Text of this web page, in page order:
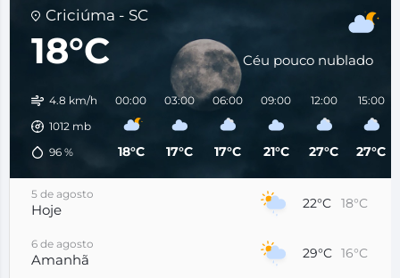
Criciúma - SC
18°C Céu pouco nublado
4.8 km/h
1012 mb
96 %
00:00
18°C
03:00
17°C
06:00
17°C
09:00
21°C
12:00
27°C
15:00
27°C
5 de agosto
Hoje 22°C 18°C
6 de agosto
Amanhã 29°C 16°C